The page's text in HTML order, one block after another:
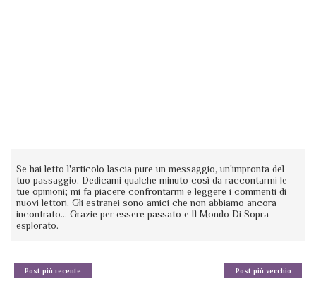
Se hai letto l'articolo lascia pure un messaggio, un'impronta del
tuo passaggio. Dedicami qualche minuto così da raccontarmi le
tue opinioni; mi fa piacere confrontarmi e leggere i commenti di
nuovi lettori. Gli estranei sono amici che non abbiamo ancora
incontrato... Grazie per essere passato e Il Mondo Di Sopra
esplorato.
Post più recente Post più vecchio